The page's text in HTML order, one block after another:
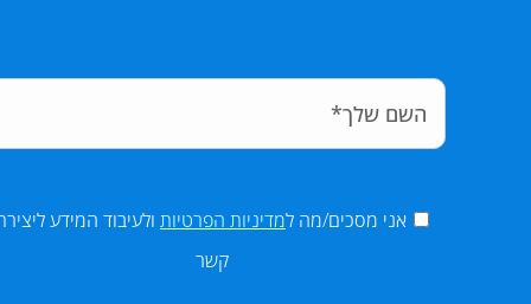
אני מסכים/מה למדיניות הפרטיות ולעיבוד המידע
קשר